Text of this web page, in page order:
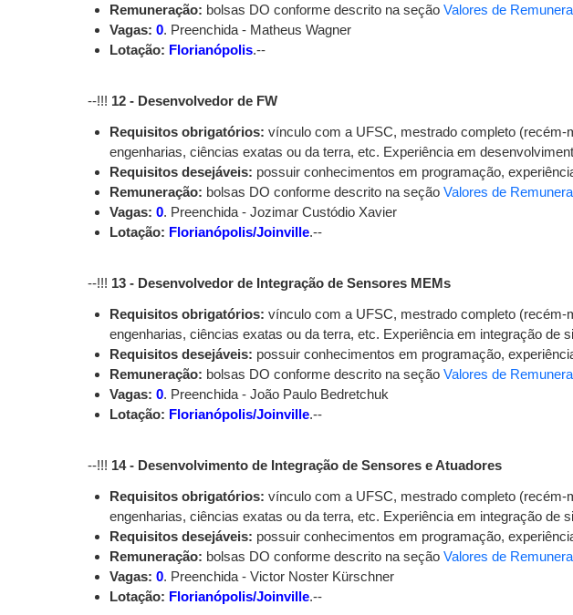
Remuneração: bolsas DO conforme descrito na seção Valores de
Vagas: 0. Preenchida - Matheus Wagner
Lotação: Florianópolis.--
--!!! 12 - Desenvolvedor de FW
Requisitos obrigatórios: vínculo com a UFSC, mestrado completo
engenharias, ciências exatas ou da terra, etc. Experiência em
Requisitos desejáveis: possuir conhecimentos em programação,
Remuneração: bolsas DO conforme descrito na seção Valores de
Vagas: 0. Preenchida - Jozimar Custódio Xavier
Lotação: Florianópolis/Joinville.--
--!!! 13 - Desenvolvedor de Integração de Sensores MEMs
Requisitos obrigatórios: vínculo com a UFSC, mestrado completo
engenharias, ciências exatas ou da terra, etc. Experiência em integração
Requisitos desejáveis: possuir conhecimentos em programação,
Remuneração: bolsas DO conforme descrito na seção Valores de
Vagas: 0. Preenchida - João Paulo Bedretchuk
Lotação: Florianópolis/Joinville.--
--!!! 14 - Desenvolvimento de Integração de Sensores e Atuadores
Requisitos obrigatórios: vínculo com a UFSC, mestrado completo
engenharias, ciências exatas ou da terra, etc. Experiência em integração
Requisitos desejáveis: possuir conhecimentos em programação,
Remuneração: bolsas DO conforme descrito na seção Valores de
Vagas: 0. Preenchida - Victor Noster Kürschner
Lotação: Florianópolis/Joinville.--